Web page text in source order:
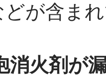
どが含ま
火剤が